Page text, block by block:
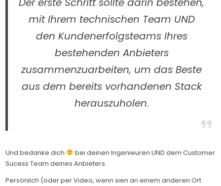
mit Ihrem technischen Team UND
den Kundenerfolgsteams Ihres
bestehenden Anbieters
zusammenzuarbeiten, um das Beste
aus dem bereits vorhandenen Stack
herauszuholen.
Und bedanke dich
bei deinen Ingenieuren UND dem Customer
Sucess Team deines Anbieters.
Persönlich (oder per Video, wenn sien an einem anderen Ort